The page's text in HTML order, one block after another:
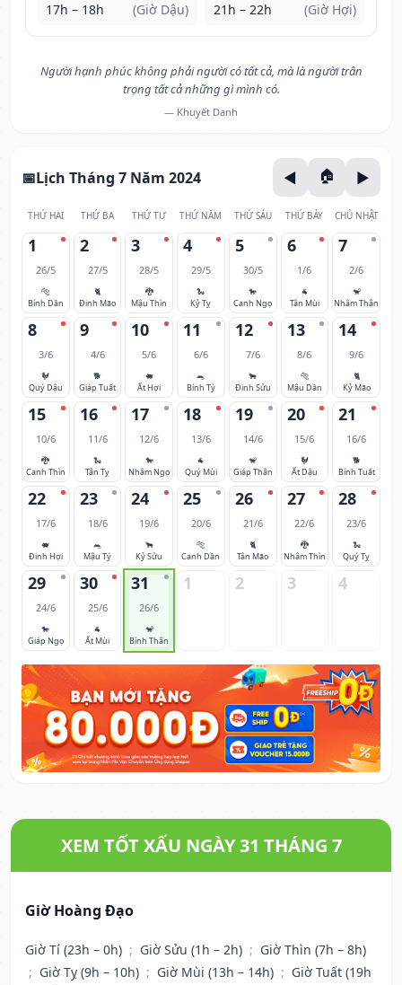
17h – 18h (Giờ Dậu) 21h – 22h (Giờ Hợi)
Người hạnh phúc không phải người có tất cả, mà là người trân
trọng tất cả những gì mình có.
— Khuyết Danh
Lịch Tháng 7 Năm 2024
THỨ HAI THỨ BA THỨ TƯ THỨ NĂM THỨ SÁU THỨ BẢY CHỦ NHẬT
1
26/5
🐅
Bính Dần
2
27/5
🐈
Đinh Mão
3
28/5
🐉
Mậu Thìn
4
29/5
🐍
Kỷ Tỵ
5
30/5
🐎
Canh Ngọ
6
1/6
🐐
Tân Mùi
7
2/6
🐒
Nhâm Thân
8
3/6
🐓
Quý Dậu
9
4/6
🐕
Giáp Tuất
10
5/6
🐖
Ất Hợi
11
6/6
🐀
Bính Tý
12
7/6
🐂
Đinh Sửu
13
8/6
🐅
Mậu Dần
14
9/6
🐈
Kỷ Mão
15
10/6
🐉
Canh Thìn
16
11/6
🐍
Tân Tỵ
17
12/6
🐎
Nhâm Ngọ
18
13/6
🐐
Quý Mùi
19
14/6
🐒
Giáp Thân
20
15/6
🐓
Ất Dậu
21
16/6
🐕
Bính Tuất
22
17/6
🐖
Đinh Hợi
23
18/6
🐀
Mậu Tý
24
19/6
🐂
Kỷ Sửu
25
20/6
🐅
Canh Dần
26
21/6
🐈
Tân Mão
27
22/6
🐉
Nhâm Thìn
28
23/6
🐍
Quý Tỵ
29
24/6
🐎
Giáp Ngọ
30
25/6
🐐
Ất Mùi
31
26/6
🐒
Bính Thân
1 2 3 4
XEM TỐT XẤU NGÀY 31 THÁNG 7
Giờ Hoàng Đạo
Giờ Tí (23h – 0h) ; Giờ Sửu (1h – 2h) ; Giờ Thìn (7h – 8h)
; Giờ Tỵ (9h – 10h) ; Giờ Mùi (13h – 14h) ; Giờ Tuất (19h